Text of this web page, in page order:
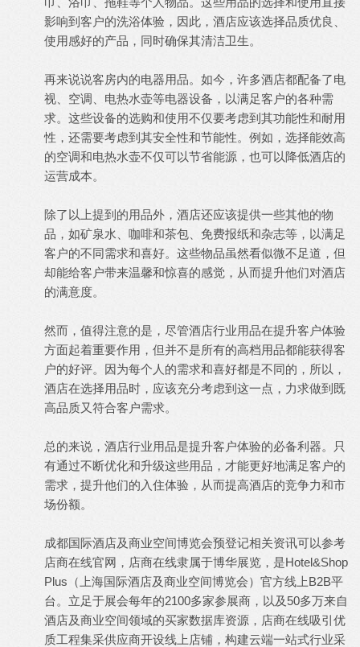
影响到客户的洗浴体验，因此，酒店应该选择品质优良、
使用感好的产品，同时确保其清洁卫生。
再来说说客房内的电器用品。如今，许多酒店都配备了电
视、空调、电热水壶等电器设备，以满足客户的各种需
求。这些设备的选购和使用不仅要考虑到其功能性和耐用
性，还需要考虑到其安全性和节能性。例如，选择能效高
的空调和电热水壶不仅可以节省能源，也可以降低酒店的
运营成本。
除了以上提到的用品外，酒店还应该提供一些其他的物
品，如矿泉水、咖啡和茶包、免费报纸和杂志等，以满足
客户的不同需求和喜好。这些物品虽然看似微不足道，但
却能给客户带来温馨和惊喜的感觉，从而提升他们对酒店
的满意度。
然而，值得注意的是，尽管酒店行业用品在提升客户体验
方面起着重要作用，但并不是所有的高档用品都能获得客
户的好评。因为每个人的需求和喜好都是不同的，所以，
酒店在选择用品时，应该充分考虑到这一点，力求做到既
高品质又符合客户需求。
总的来说，酒店行业用品是提升客户体验的必备利器。只
有通过不断优化和升级这些用品，才能更好地满足客户的
需求，提升他们的入住体验，从而提高酒店的竞争力和市
场份额。
成都国际酒店及商业空间博览会预登记相关资讯可以参考
店商在线官网，店商在线隶属于博华展览，是Hotel&Shop
Plus（上海国际酒店及商业空间博览会）官方线上B2B平
台。立足于展会每年的2100多家参展商，以及50多万来自
酒店及商业空间领域的买家数据库资源，店商在线吸引优
质工程集采供应商开设线上店铺，构建云端一站式行业采